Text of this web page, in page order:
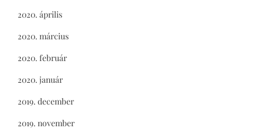
2020. április
2020. március
2020. február
2020. január
2019. december
2019. november